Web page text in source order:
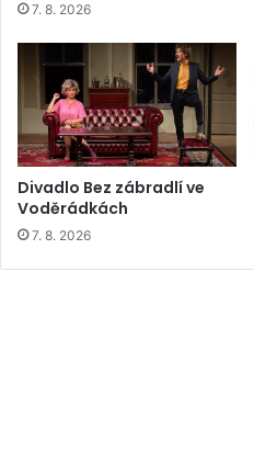
7. 8. 2026
Divadlo Bez zábradlí ve
Voděrádkách
7. 8. 2026